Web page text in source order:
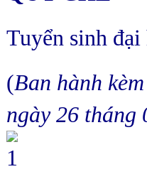
Tuyển sinh đại
(Ban hành
ngày 26 tháng